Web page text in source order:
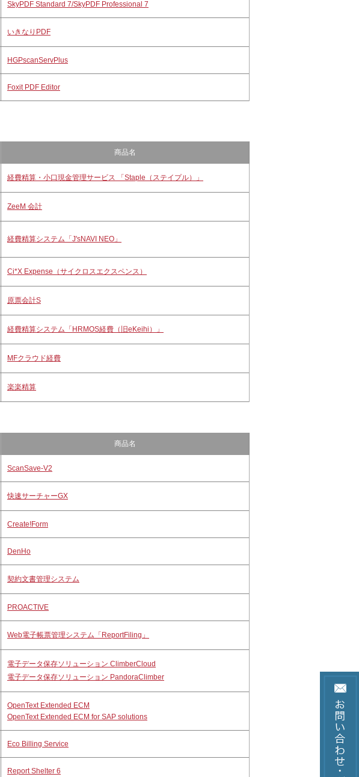
SkyPDF Standard 7/SkyPDF Professional 7
いきなりPDF
HGPscanServPlus
Foxit PDF Editor
商品名
経費精算・小口現金管理サービス 「Staple（ステイプル）」
ZeeM 会計
経費精算システム「J'sNAVI NEO」
Ci*X Expense（サイクロスエクスペンス）
原票会計S
経費精算システム「HRMOS経費（旧eKeihi）」
MFクラウド経費
楽楽精算
商品名
ScanSave-V2
快速サーチャーGX
Create!Form
DenHo
契約文書管理システム
PROACTIVE
Web電子帳票管理システム「ReportFiling」
電子データ保存ソリューション ClimberCloud
電子データ保存ソリューション PandoraClimber
OpenText Extended ECM
OpenText Extended ECM for SAP solutions
Eco Billing Service
Report Shelter 6